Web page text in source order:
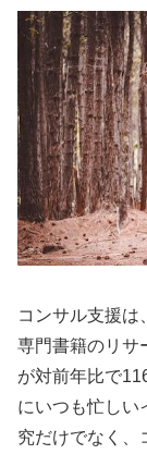
コンサル支援は
専門書籍のリサ
が対前年比で
にいつも忙しい
究だけでなく、